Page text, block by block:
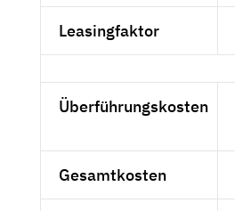
Leasingfaktor
Überführungskosten
Gesamtkosten